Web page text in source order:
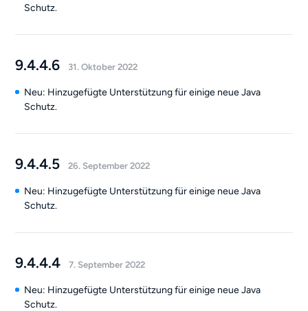
Schutz.
9.4.4.6 31. Oktober 2022
Neu: Hinzugefügte Unterstützung für einige neue Java
Schutz.
9.4.4.5 26. September 2022
Neu: Hinzugefügte Unterstützung für einige neue Java
Schutz.
9.4.4.4 7. September 2022
Neu: Hinzugefügte Unterstützung für einige neue Java
Schutz.